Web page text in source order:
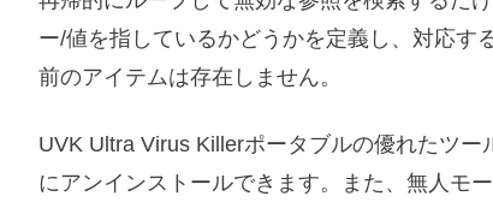
ー/値を指しているかどうかを定義し、対応す
前のアイテムは存在しません。
UVK Ultra Virus Killerポータブルの優れたツ
にアンインストールできます。また、無人モ